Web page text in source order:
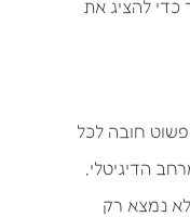
כדי להציג את
חובה לכל
הדיגיטלי,
לא נמצא רק